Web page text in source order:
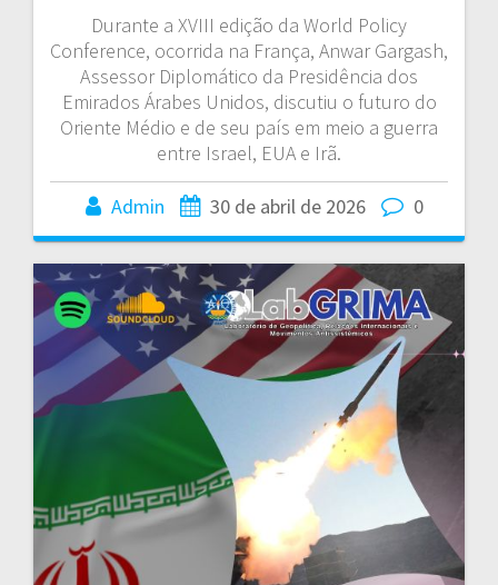
Durante a XVIII edição da World Policy
Conference, ocorrida na França, Anwar Gargash,
Assessor Diplomático da Presidência dos
Emirados Árabes Unidos, discutiu o futuro do
Oriente Médio e de seu país em meio a guerra
entre Israel, EUA e Irã.
Admin 30 de abril de 2026 0